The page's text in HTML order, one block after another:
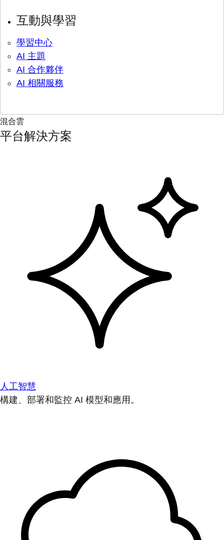
互動與學習
學習中心
AI 主題
AI 合作夥伴
AI 相關服務
混合雲
平台解決方案
人工智慧
構建、部署和監控 AI 模型和應用。